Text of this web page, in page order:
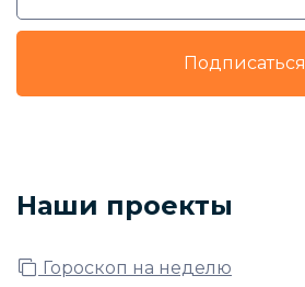
Подписаться
Наши проекты
Гороскоп на неделю